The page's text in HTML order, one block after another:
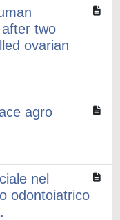
two
ovarian
agro
nel
odontoiatrico